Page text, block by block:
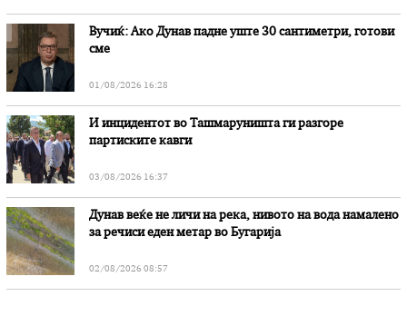
Вучиќ: Ако Дунав падне уште 30 сантиметри, готови
сме
01/08/2026 16:28
И инцидентот во Ташмаруништa ги разгоре
партиските кавги
03/08/2026 16:37
Дунав веќе не личи на река, нивото на вода намалено
за речиси еден метар во Бугарија
02/08/2026 08:57